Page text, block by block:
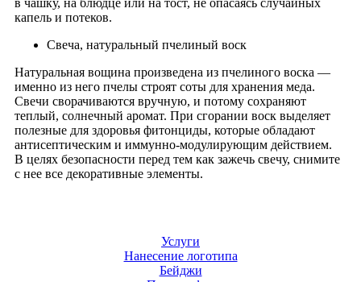
капель и потеков.
Свеча, натуральный пчелиный воск
Натуральная вощина произведена из пчелиного воска —
именно из него пчелы строят соты для хранения меда.
Свечи сворачиваются вручную, и потому сохраняют
теплый, солнечный аромат. При сгорании воск выделяет
полезные для здоровья фитонциды, которые обладают
антисептическим и иммунно-модулирующим действием.
В целях безопасности перед тем как зажечь свечу, снимите
с нее все декоративные элементы.
Услуги
Нанесение логотипа
Бейджи